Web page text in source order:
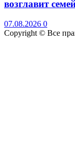
возглавит
07.08.2026 0
Copyright © Все